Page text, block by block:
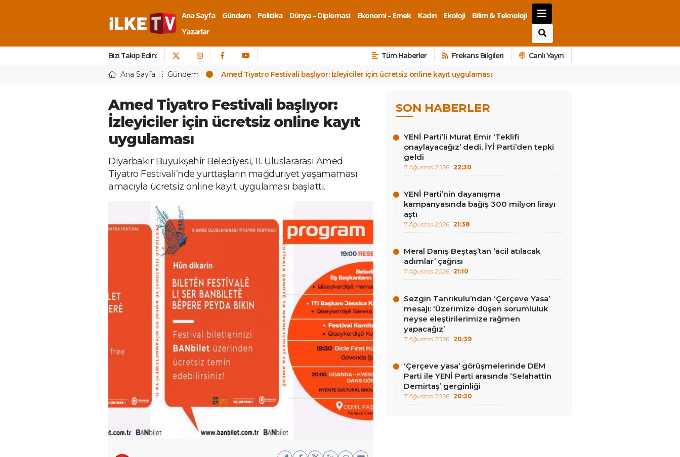
Ana Sayfa Gündem Politika Dünya – Diplomasi Ekonomi – Emek Kadın Ekoloji
Bilim & Teknoloji
Yazarlar
Bizi Takip Edin: Tüm Haberler Frekans Bilgileri Canlı Yayın
Ana Sayfa Gündem Amed Tiyatro Festivali başlıyor: İzleyiciler için ücretsiz online kayıt uygulaması
Amed Tiyatro Festivali başlıyor:
İzleyiciler için ücretsiz online kayıt
uygulaması
Diyarbakır Büyükşehir Belediyesi, 11. Uluslararası Amed
Tiyatro Festivali’nde yurttaşların mağduriyet yaşamaması
amacıyla ücretsiz online kayıt uygulaması başlattı.
SON HABERLER
YENİ Parti’li Murat Emir ‘Teklifi
onaylayacağız’ dedi, İYİ Parti’den tepki
geldi
7 Ağustos 2026 22:30
YENİ Parti’nin dayanışma
kampanyasında bağış 300 milyon lirayı
aştı
7 Ağustos 2026 21:38
Meral Danış Beştaş’tan ‘acil atılacak
adımlar’ çağrısı
7 Ağustos 2026 21:10
Sezgin Tanrıkulu’ndan ‘Çerçeve Yasa’
mesajı: ‘Üzerimize düşen sorumluluk
neyse eleştirilerimize rağmen
yapacağız’
7 Ağustos 2026 20:39
‘Çerçeve yasa’ görüşmelerinde DEM
Parti ile YENİ Parti arasında ‘Selahattin
Demirtaş’ gerginliği
7 Ağustos 2026 20:20